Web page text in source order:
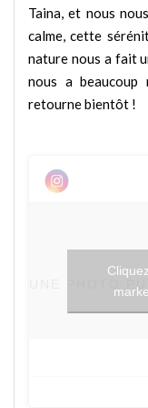
Taina, et nous
calme, cette
nature nous a fait
nous a
retourne bientôt !